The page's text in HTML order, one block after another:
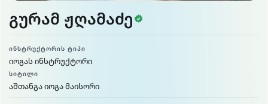
გურამ ჟღამაძე
ᲘᲜᲡᲢᲠᲣᲥᲢᲝᲠᲘᲡ ᲢᲘᲞᲘ
იოგას ინსტრუქტორი
ᲡᲘᲢᲘᲚᲘ
აშთანგა იოგა მაისორი